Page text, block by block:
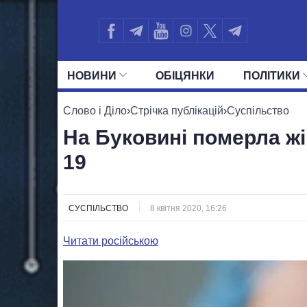
НОВИНИ ОБIЦЯНКИ ПОЛIТИКИ
УСІ ПОЛІТИКИ ПРЕЗИДЕНТ І ОФІС
Слово і Діло›Стрічка публікацій›Суспільство
На Буковині померла
19
СУСПІЛЬСТВО 8 квітня 2020, 16:26
Читати російською